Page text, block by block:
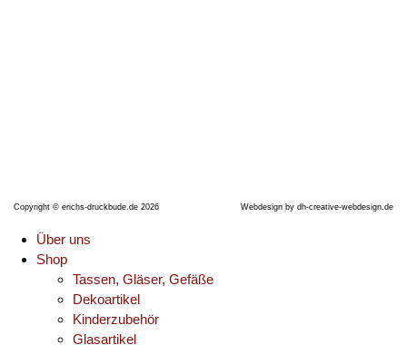
Copyright © erichs-druckbude.de 2026 Webdesign by dh-creative-webdesign.de
Über uns
Shop
Tassen, Gläser, Gefäße
Dekoartikel
Kinderzubehör
Glasartikel